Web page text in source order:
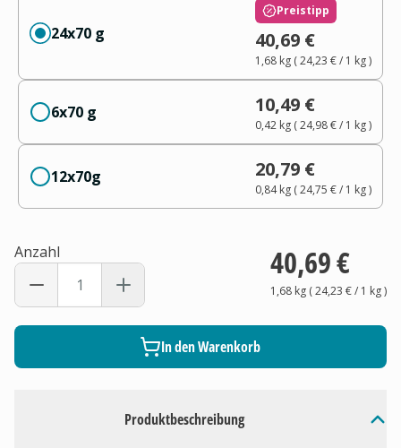
Produktbeschreibung
24x70 g
Preistipp
40,69 €
1,68 kg(24,23 €/ 1 kg)
6x70 g 10,49 €
0,42 kg(24,98 €/ 1 kg)
12x70g 20,79 €
0,84 kg(24,75 €/ 1 kg)
Anzahl 40,69 €
1,68 kg(24,23 €/ 1 kg)
In den Warenkorb